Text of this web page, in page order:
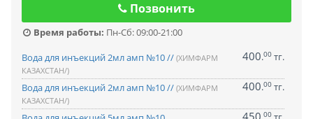
Позвонить
Время работы: Пн-Сб: 09:00-21:00
Вода для инъекций 2мл амп №10 // (ХИМФАРМ
КАЗАХСТАН/)
400.00 тг.
Вода для инъекций 2мл амп №10 // (ХИМФАРМ
КАЗАХСТАН/)
400.00 тг.
450 00